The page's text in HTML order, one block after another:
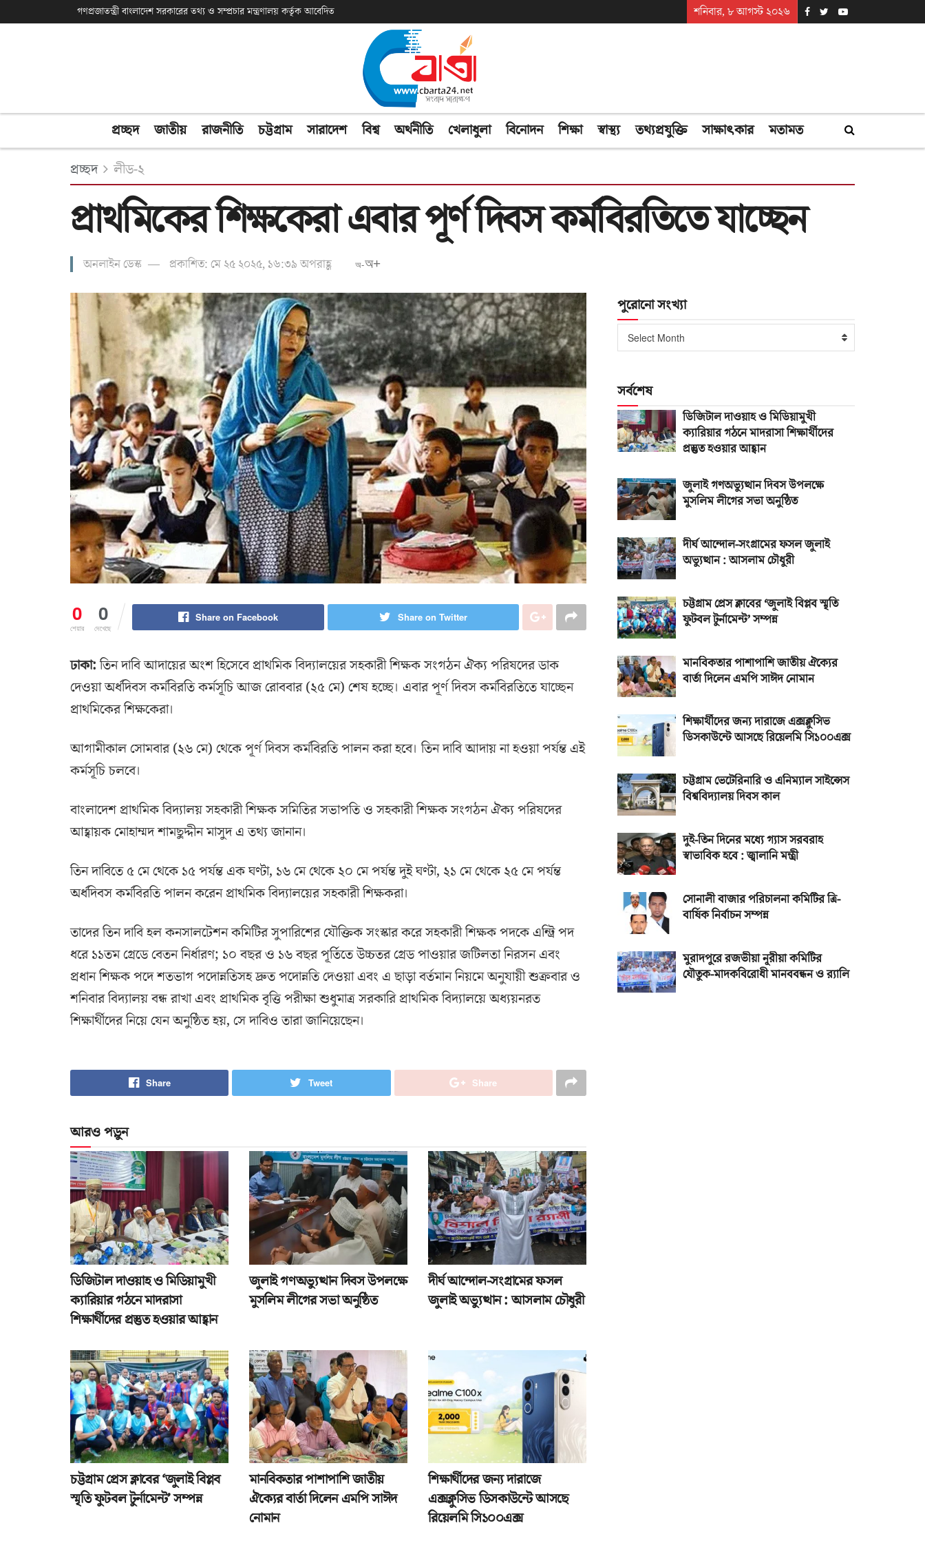
গণপ্রজাতন্ত্রী বাংলাদেশ সরকারের তথ্য ও সম্প্রচার মন্ত্রণালয় কর্তৃক আবেদিত শনিবার, ৮ আগস্ট ২০২৬
প্রচ্ছদ জাতীয় রাজনীতি চট্টগ্রাম সারাদেশ বিশ্ব অর্থনীতি খেলাধুলা বিনোদন শিক্ষা স্বাস্থ্য তথ্যপ্রযুক্তি সাক্ষাৎকার মতামত
প্রচ্ছদ লীড-২
প্রাথমিকের শিক্ষকেরা এবার পূর্ণ দিবস কর্মবিরতিতে যাচ্ছেন
অনলাইন ডেস্ক প্রকাশিত: মে ২৫ ২০২৫, ১৬:৩৯ অপরাহ্ণ অ-অ+
0
শেয়ার
0
দেখেছে
Share on Facebook Share on Twitter
ঢাকা:তিন দাবি আদায়ের অংশ হিসেবে প্রাথমিক বিদ্যালয়ের সহকারী শিক্ষক সংগঠন ঐক্য পরিষদের ডাক
দেওয়া অর্ধদিবস কর্মবিরতি কর্মসূচি আজ রোববার (২৫ মে) শেষ হচ্ছে। এবার পূর্ণ দিবস কর্মবিরতিতে যাচ্ছেন
প্রাথমিকের শিক্ষকেরা।
আগামীকাল সোমবার (২৬ মে) থেকে পূর্ণ দিবস কর্মবিরতি পালন করা হবে। তিন দাবি আদায় না হওয়া পর্যন্ত এই
কর্মসূচি চলবে।
বাংলাদেশ প্রাথমিক বিদ্যালয় সহকারী শিক্ষক সমিতির সভাপতি ও সহকারী শিক্ষক সংগঠন ঐক্য পরিষদের
আহ্বায়ক মোহাম্মদ শামছুদ্দীন মাসুদ এ তথ্য জানান।
তিন দাবিতে ৫ মে থেকে ১৫ পর্যন্ত এক ঘণ্টা, ১৬ মে থেকে ২০ মে পর্যন্ত দুই ঘণ্টা, ২১ মে থেকে ২৫ মে পর্যন্ত
অর্ধদিবস কর্মবিরতি পালন করেন প্রাথমিক বিদ্যালয়ের সহকারী শিক্ষকরা।
তাদের তিন দাবি হল কনসালটেশন কমিটির সুপারিশের যৌক্তিক সংস্কার করে সহকারী শিক্ষক পদকে এন্ট্রি পদ
ধরে ১১তম গ্রেডে বেতন নির্ধারণ; ১০ বছর ও ১৬ বছর পূর্তিতে উচ্চতর গ্রেড পাওয়ার জটিলতা নিরসন এবং
প্রধান শিক্ষক পদে শতভাগ পদোন্নতিসহ দ্রুত পদোন্নতি দেওয়া এবং এ ছাড়া বর্তমান নিয়মে অনুযায়ী শুক্রবার ও
শনিবার বিদ্যালয় বন্ধ রাখা এবং প্রাথমিক বৃত্তি পরীক্ষা শুধুমাত্র সরকারি প্রাথমিক বিদ্যালয়ে অধ্যয়নরত
শিক্ষার্থীদের নিয়ে যেন অনুষ্ঠিত হয়, সে দাবিও তারা জানিয়েছেন।
Share Tweet Share
আরও পড়ুন
ডিজিটাল দাওয়াহ ও মিডিয়ামুখী
ক্যারিয়ার গঠনে মাদরাসা
শিক্ষার্থীদের প্রস্তুত হওয়ার আহ্বান
জুলাই গণঅভ্যুত্থান দিবস উপলক্ষে
মুসলিম লীগের সভা অনুষ্ঠিত
দীর্ঘ আন্দোল-সংগ্রামের ফসল
জুলাই অভ্যুত্থান : আসলাম চৌধুরী
চট্টগ্রাম প্রেস ক্লাবের ‘জুলাই বিপ্লব
স্মৃতি ফুটবল টুর্নামেন্ট’ সম্পন্ন
মানবিকতার পাশাপাশি জাতীয়
ঐক্যের বার্তা দিলেন এমপি সাঈদ
নোমান
শিক্ষার্থীদের জন্য দারাজে
এক্সক্লুসিভ ডিসকাউন্টে আসছে
রিয়েলমি সি১০০এক্স
পুরোনো সংখ্যা
পুরোনো
সংখ্যা
Select Month
সর্বশেষ
ডিজিটাল দাওয়াহ ও মিডিয়ামুখী
ক্যারিয়ার গঠনে মাদরাসা শিক্ষার্থীদের
প্রস্তুত হওয়ার আহ্বান
জুলাই গণঅভ্যুত্থান দিবস উপলক্ষে
মুসলিম লীগের সভা অনুষ্ঠিত
দীর্ঘ আন্দোল-সংগ্রামের ফসল জুলাই
অভ্যুত্থান : আসলাম চৌধুরী
চট্টগ্রাম প্রেস ক্লাবের ‘জুলাই বিপ্লব স্মৃতি
ফুটবল টুর্নামেন্ট’ সম্পন্ন
মানবিকতার পাশাপাশি জাতীয় ঐক্যের
বার্তা দিলেন এমপি সাঈদ নোমান
শিক্ষার্থীদের জন্য দারাজে এক্সক্লুসিভ
ডিসকাউন্টে আসছে রিয়েলমি সি১০০এক্স
চট্টগ্রাম ভেটেরিনারি ও এনিম্যাল সাইন্সেস
বিশ্ববিদ্যালয় দিবস কাল
দুই-তিন দিনের মধ্যে গ্যাস সরবরাহ
স্বাভাবিক হবে : জ্বালানি মন্ত্রী
সোনালী বাজার পরিচালনা কমিটির ত্রি-
বার্ষিক নির্বাচন সম্পন্ন
মুরাদপুরে রজভীয়া নূরীয়া কমিটির
যৌতুক-মাদকবিরোধী মানববন্ধন ও র‌্যালি